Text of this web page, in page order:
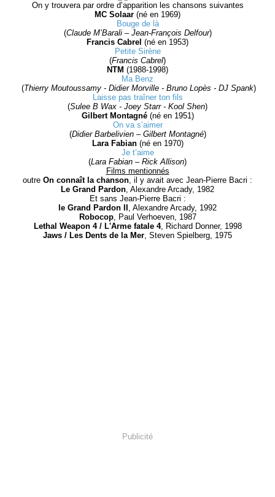
On y trouvera par ordre d’apparition les chansons suivantes
MC Solaar (né en 1969)
Bouge de là
(Claude M’Barali – Jean-François Delfour)
Francis Cabrel (né en 1953)
Petite Sirène
(Francis Cabrel)
NTM (1988-1998)
Ma Benz
(Thierry Moutoussamy - Didier Morville - Bruno Lopès - DJ Spank)
Laisse pas traîner ton fils
(Sulee B Wax - Joey Starr - Kool Shen)
Gilbert Montagné(né en 1951)
On va s’aimer
(Didier Barbelivien – Gilbert Montagné)
Lara Fabian(né en 1970)
Je t’aime
(Lara Fabian – Rick Allison)
Films mentionnés
outre On connaît la chanson, il y avait avec Jean-Pierre Bacri :
Le Grand Pardon, Alexandre Arcady, 1982
Et sans Jean-Pierre Bacri :
le Grand Pardon II , Alexandre Arcady, 1992
Robocop, Paul Verhoeven, 1987
Lethal Weapon 4 / L'Arme fatale 4, Richard Donner, 1998
Jaws / Les Dents de la Mer, Steven Spielberg, 1975
Publicité